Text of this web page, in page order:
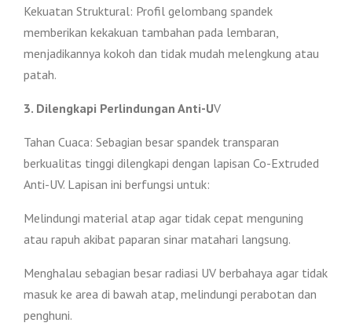
Kekuatan Struktural: Profil gelombang spandek
memberikan kekakuan tambahan pada lembaran,
menjadikannya kokoh dan tidak mudah melengkung atau
patah.
3. Dilengkapi Perlindungan Anti-UV
Tahan Cuaca: Sebagian besar spandek transparan
berkualitas tinggi dilengkapi dengan lapisan Co-Extruded
Anti-UV. Lapisan ini berfungsi untuk:
Melindungi material atap agar tidak cepat menguning
atau rapuh akibat paparan sinar matahari langsung.
Menghalau sebagian besar radiasi UV berbahaya agar tidak
masuk ke area di bawah atap, melindungi perabotan dan
penghuni.